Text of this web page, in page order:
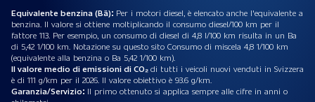
Equivalente benzina (Bä): Per i motori diesel, è elencato anche l'equivalente a
benzina. Il valore si ottiene moltiplicando il consumo diesel/100 km per il
fattore 113. Per esempio, un consumo di diesel di 4,8 l/100 km risulta in un Ba
di 5,42 1/100 km. Notazione su questo sito Consumo di miscela 4,8 1/100 km
(equivalente alla benzina o Ba 5,42 1/100 km).
Il valore medio di emissioni di CO₂di tutti i veicoli nuovi venduti in Svizzera
è di 111 g/km per il 2026. Il valore obiettivo è 93.6 g/km.
Garanzia/Servizio: Il primo ottenuto si applica sempre alle cifre in anni o